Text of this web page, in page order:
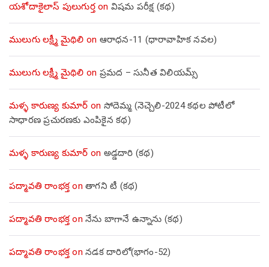
యశోదాకైలాస్ పులుగుర్తon విషమ పరీక్ష (క‌థ‌)
ములుగు లక్ష్మీ మైథిలి on ఆరాధన-11 (ధారావాహిక నవల)
ములుగు లక్ష్మీ మైథిలి on ప్రమద – సునీత విలియమ్స్
మళ్ళ కారుణ్య కుమార్ on సోదెమ్మ (నెచ్చెలి-2024 కథల పోటీలో
సాధారణ ప్రచురణకు ఎంపికైన కథ)
మళ్ళ కారుణ్య కుమార్ on అడ్డదారి (కథ)
పద్మావతి రాంభక్తon తాగని టీ (కథ)
పద్మావతి రాంభక్తon నేను బాగానే ఉన్నాను (క‌థ‌)
పద్మావతి రాంభక్తon నడక దారిలో(భాగం-52)